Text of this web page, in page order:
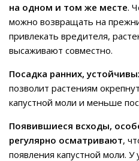
на одном и том же месте.
можно возвращать на
привлекать вредителя,
высаживают совместно.
Посадка ранних,
позволит растениям
капустной моли и меньше
Появившиеся всходы,
регулярно осматривают,
появления капустной моли.